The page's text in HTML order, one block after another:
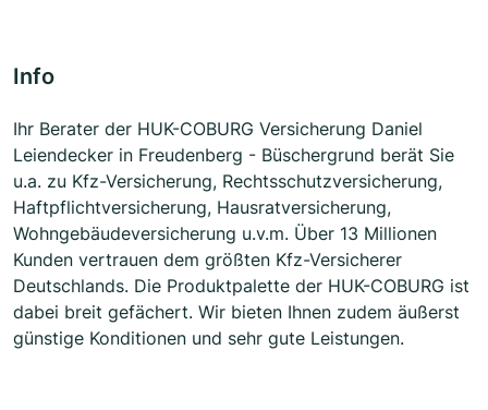
Info
Ihr Berater der HUK-COBURG Versicherung Daniel
Leiendecker in Freudenberg - Büschergrund berät Sie
u.a. zu Kfz-Versicherung, Rechtsschutzversicherung,
Haftpflichtversicherung, Hausratversicherung,
Wohngebäudeversicherung u.v.m. Über 13 Millionen
Kunden vertrauen dem größten Kfz-Versicherer
Deutschlands. Die Produktpalette der HUK-COBURG ist
dabei breit gefächert. Wir bieten Ihnen zudem äußerst
günstige Konditionen und sehr gute Leistungen.